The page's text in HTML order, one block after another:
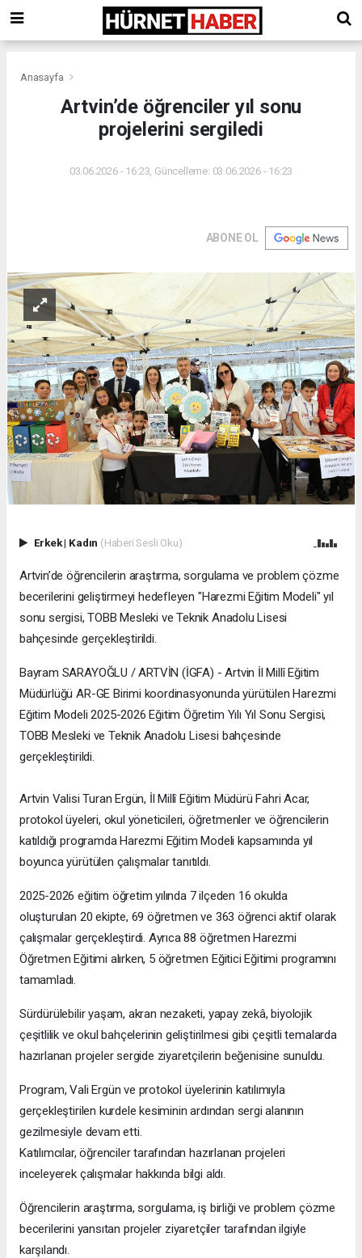
Anasayfa
Artvin’de öğrenciler yıl sonu
projelerini sergiledi
03.06.2026 - 16:23, Güncelleme: 03.06.2026 - 16:23
ABONE OL
Erkek| Kadın (Haberi Sesli Oku)
Artvin’de öğrencilerin araştırma, sorgulama ve problem çözme
becerilerini geliştirmeyi hedefleyen "Harezmi Eğitim Modeli" yıl
sonu sergisi, TOBB Mesleki ve Teknik Anadolu Lisesi
bahçesinde gerçekleştirildi.
Bayram SARAYOĞLU / ARTVİN (İGFA) - Artvin İl Millî Eğitim
Müdürlüğü AR-GE Birimi koordinasyonunda yürütülen Harezmi
Eğitim Modeli 2025-2026 Eğitim Öğretim Yılı Yıl Sonu Sergisi,
TOBB Mesleki ve Teknik Anadolu Lisesi bahçesinde
gerçekleştirildi.
Artvin Valisi Turan Ergün, İl Millî Eğitim Müdürü Fahri Acar,
protokol üyeleri, okul yöneticileri, öğretmenler ve öğrencilerin
katıldığı programda Harezmi Eğitim Modeli kapsamında yıl
boyunca yürütülen çalışmalar tanıtıldı.
2025-2026 eğitim öğretim yılında 7 ilçeden 16 okulda
oluşturulan 20 ekipte, 69 öğretmen ve 363 öğrenci aktif olarak
çalışmalar gerçekleştirdi. Ayrıca 88 öğretmen Harezmi
Öğretmen Eğitimi alırken, 5 öğretmen Eğitici Eğitimi programını
tamamladı.
Sürdürülebilir yaşam, akran nezaketi, yapay zekâ, biyolojik
çeşitlilik ve okul bahçelerinin geliştirilmesi gibi çeşitli temalarda
hazırlanan projeler sergide ziyaretçilerin beğenisine sunuldu.
Program, Vali Ergün ve protokol üyelerinin katılımıyla
gerçekleştirilen kurdele kesiminin ardından sergi alanının
gezilmesiyle devam etti.
Katılımcılar, öğrenciler tarafından hazırlanan projeleri
inceleyerek çalışmalar hakkında bilgi aldı.
Öğrencilerin araştırma, sorgulama, iş birliği ve problem çözme
becerilerini yansıtan projeler ziyaretçiler tarafından ilgiyle
karşılandı.